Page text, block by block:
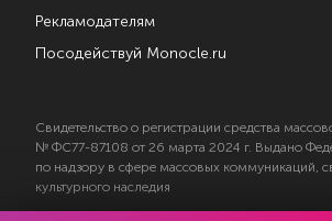
Рекламодателям
Посодействуй Monocle.ru
Свидетельство о регистрации средства
№ ФС77-87108 от 26 марта 2024 г. Выдано
по надзору в сфере массовых коммуникаций,
культурного наследия